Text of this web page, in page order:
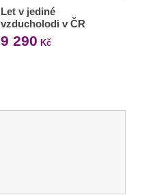
Let v jediné
vzducholodi v ČR
9 290 Kč